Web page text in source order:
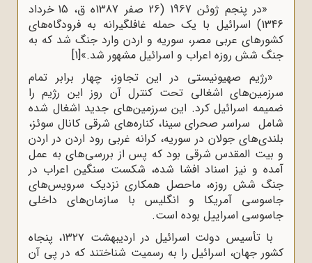
«در پنجم ژوئن 1967 (26 صفر 1387ه‌ ق، 15 خرداد
1346) اسرائیل با یک حمله غافلگیرانه به فرودگاه‌های
کشورهای عربی مصر، سوریه و اردن وارد جنگ شد که به
جنگ شش روزه اعراب و اسرائیل مشهور شد.»[1]
«رژیم صهیونیستی در این تجاوز، چهار برابر تمام
سرزمین‌های اشغالی تحت کنترل آن روز این رژیم را
ضمیمه اسرائیل کرد. این سرزمین‌های جدید اشغال شده
شامل سراسر صحرای سینا، کناره‌های شرقی کانال سوئز،
بلندی‌های جولان در سوریه، کرانه غربی رود اردن در اردن
و بیت المقدس شرقی بود که پس از بررسی‌های به عمل
آمده و نیز اسناد افشا شده، شکست سنگین اعراب در
جنگ شش روزه، ماحصل همکاری نزدیک سرویس‌های
جاسوسی آمریکا و انگلیس با سازمان‌های داخلی
جاسوسی اسراییل بوده است.
با تأسیس دولت اسرائیل در اردیبهشت ۱۳۲۷، پنجاه
کشور جهان، اسرائیل را به رسمیت شناختند که در پی آن